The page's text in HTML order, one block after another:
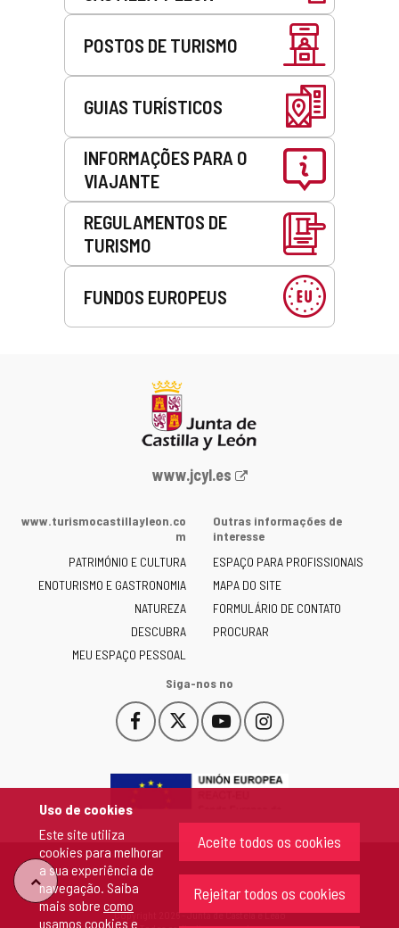
Uso de cookies
Este site utiliza
cookies para melhorar
a sua experiência de
navegação. Saiba
mais sobre como
usamos cookies e
Aceite todos os cookies
Rejeitar todos os cookies
POSTOS DE TURISMO
GUIAS TURÍSTICOS
INFORMAÇÕES PARA O
VIAJANTE
REGULAMENTOS DE
TURISMO
FUNDOS EUROPEUS
Portal
Junta
de
Castilla
y
León
-
www.jcyl.es
www.turismocastillayleon.co
m
PATRIMÓNIO E CULTURA
ENOTURISMO E GASTRONOMIA
NATUREZA
DESCUBRA
MEU ESPAÇO PESSOAL
Outras informações de
interesse
ESPAÇO PARA PROFISSIONAIS
MAPA DO SITE
FORMULÁRIO DE CONTATO
PROCURAR
Siga-nos no
Facebook
Este
enlace
abrirá
nueva.
Este
enlace
abrirá
ventana
YouTube
Este
enlace
abrirá
ventana
Instagram
Este
enlace
abrirá
ventana
"Voltar
ao
Copyright 2026 - Junta de Castela e Leão